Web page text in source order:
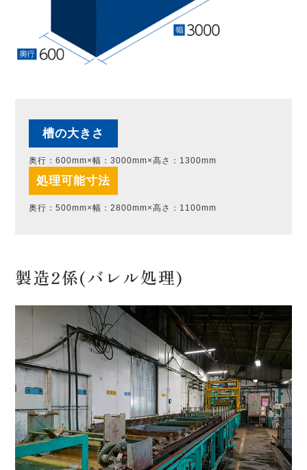
槽の大きさ
奥行：600mm×幅：3000mm×高さ：1300mm
処理可能寸法
奥行：500mm×幅：2800mm×高さ：1100mm
製造2係(バレル処理)